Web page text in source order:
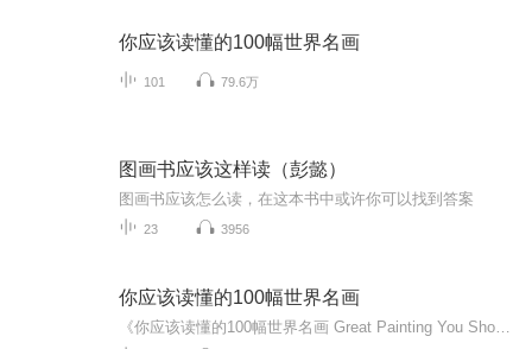
你应该读懂的100幅世界名画
101 79.6万
图画书应该这样读（彭懿）
图画书应该怎么读，在这本书中或许你可以找到答案
23 3956
你应该读懂的100幅世界名画